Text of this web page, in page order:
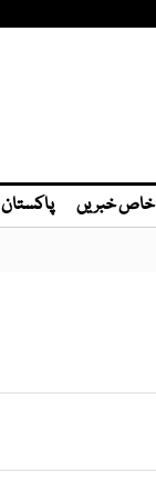
خاص خبریں پاکستان